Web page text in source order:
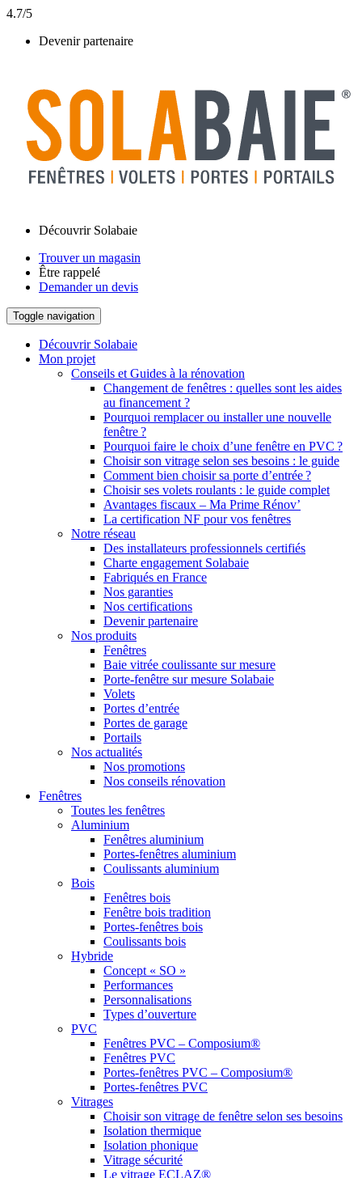
4.7/5
Devenir partenaire
Découvrir Solabaie
Trouver un magasin
Être rappelé
Demander un devis
Toggle navigation
Découvrir Solabaie
Mon projet
Conseils et Guides à la rénovation
Changement de fenêtres : quelles sont les aides
au financement ?
Pourquoi remplacer ou installer une nouvelle
fenêtre ?
Pourquoi faire le choix d’une fenêtre en PVC ?
Choisir son vitrage selon ses besoins : le guide
Comment bien choisir sa porte d’entrée ?
Choisir ses volets roulants : le guide complet
Avantages fiscaux – Ma Prime Rénov’
La certification NF pour vos fenêtres
Notre réseau
Des installateurs professionnels certifiés
Charte engagement Solabaie
Fabriqués en France
Nos garanties
Nos certifications
Devenir partenaire
Nos produits
Fenêtres
Baie vitrée coulissante sur mesure
Porte-fenêtre sur mesure Solabaie
Volets
Portes d’entrée
Portes de garage
Portails
Nos actualités
Nos promotions
Nos conseils rénovation
Fenêtres
Toutes les fenêtres
Aluminium
Fenêtres aluminium
Portes-fenêtres aluminium
Coulissants aluminium
Bois
Fenêtres bois
Fenêtre bois tradition
Portes-fenêtres bois
Coulissants bois
Hybride
Concept « SO »
Performances
Personnalisations
Types d’ouverture
PVC
Fenêtres PVC – Composium®
Fenêtres PVC
Portes-fenêtres PVC – Composium®
Portes-fenêtres PVC
Vitrages
Choisir son vitrage de fenêtre selon ses besoins
Isolation thermique
Isolation phonique
Vitrage sécurité
Le vitrage ECLAZ®